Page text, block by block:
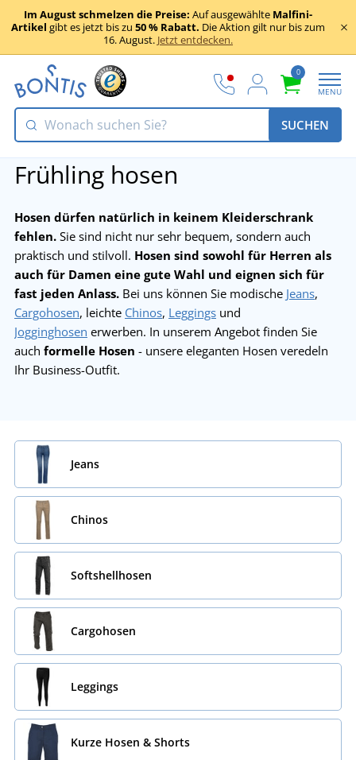
Im August schmelzen die Preise: Auf ausgewählte Malfini-
Artikel gibt es jetzt bis zu 50 % Rabatt. Die Aktion gilt nur bis zum
16. August. Jetzt entdecken.
0
MENU
SUCHEN
Frühling hosen
Hosen dürfen natürlich in keinem Kleiderschrank
fehlen. Sie sind nicht nur sehr bequem, sondern auch
praktisch und stilvoll. Hosen sind sowohl für Herren als
auch für Damen eine gute Wahl und eignen sich für
fast jeden Anlass. Bei uns können Sie modische Jeans,
Cargohosen, leichte Chinos, Leggings und
Jogginghosen erwerben. In unserem Angebot finden Sie
auch formelle Hosen - unsere eleganten Hosen veredeln
Ihr Business-Outfit.
Jeans
Chinos
Softshellhosen
Cargohosen
Leggings
Kurze Hosen & Shorts